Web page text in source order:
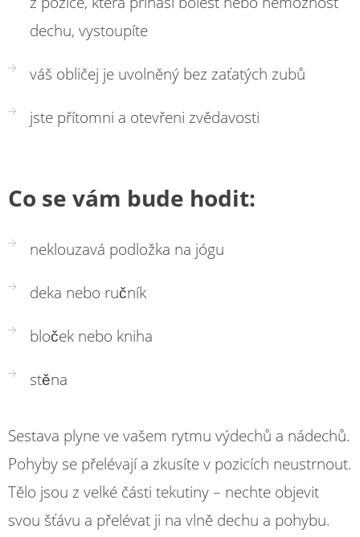
dechu, vystoupíte
váš obličej je uvolněný bez zaťatých zubů
jste přítomni a otevřeni zvědavosti
Co se vám bude hodit:
neklouzavá podložka na jógu
deka nebo ručník
bloček nebo kniha
stěna
Sestava plyne ve vašem rytmu výdechů a nádechů.
Pohyby se přelévají a zkusíte v pozicích neustrnout.
Tělo jsou z velké části tekutiny – nechte objevit
svou šťávu a přelévat ji na vlně dechu a pohybu.